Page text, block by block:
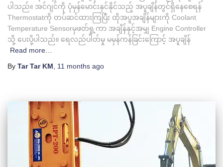
ပါသည်။ အင်ဂျင်ကို ပုံမှန်မောင်းနှင်နိုင်သည့် အပူချိန်တွင်ရှိနေစေရန်
Thermostatကို တပ်ဆင်ထားကြပြီး ထိုအပူအချိန်များကို Coolant
Temperature Sensorမှဖတ်ရှု့ကာ အချိန်နှင့်အမျှ Engine Controller
သို့ ပေးပို့ပါသည်။ ရေလည်ပါတ်မှု မမှန်ကန်ခြင်းကြောင့် အပူချိန်
Read more…
By Tar Tar KM 11 months ago